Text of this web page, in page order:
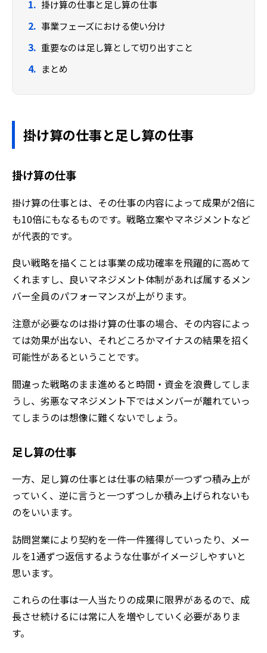
掛け算の仕事と足し算の仕事
事業フェーズにおける使い分け
重要なのは足し算として切り出すこと
まとめ
掛け算の仕事と足し算の仕事
掛け算の仕事
掛け算の仕事とは、その仕事の内容によって成果が2倍に
も10倍にもなるものです。戦略立案やマネジメントなど
が代表的です。
良い戦略を描くことは事業の成功確率を飛躍的に高めて
くれますし、良いマネジメント体制があれば属するメン
バー全員のパフォーマンスが上がります。
注意が必要なのは掛け算の仕事の場合、その内容によっ
ては効果が出ない、それどころかマイナスの結果を招く
可能性があるということです。
間違った戦略のまま進めると時間・資金を浪費してしま
うし、劣悪なマネジメント下ではメンバーが離れていっ
てしまうのは想像に難くないでしょう。
足し算の仕事
一方、足し算の仕事とは仕事の結果が一つずつ積み上が
っていく、逆に言うと一つずつしか積み上げられないも
のをいいます。
訪問営業により契約を一件一件獲得していったり、メー
ルを1通ずつ返信するような仕事がイメージしやすいと
思います。
これらの仕事は一人当たりの成果に限界があるので、成
長させ続けるには常に人を増やしていく必要がありま
す。